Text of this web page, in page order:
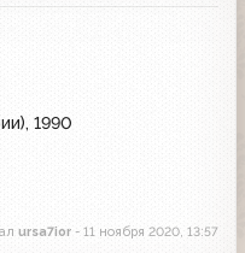
1990
ursa7ior - 11 ноября 2020, 13:57